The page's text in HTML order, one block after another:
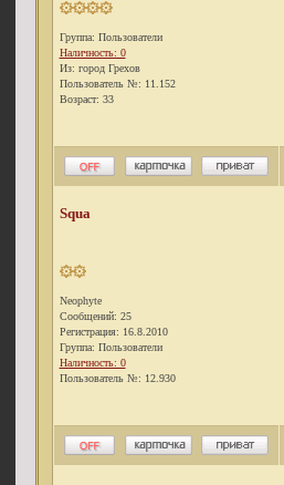
Группа: Пользователи
Наличность: 0
Из: город Грехов
Пользователь №: 11.152
Возраст: 33
Squa
Neophyte
Сообщений: 25
Регистрация: 16.8.2010
Группа: Пользователи
Наличность: 0
Пользователь №: 12.930